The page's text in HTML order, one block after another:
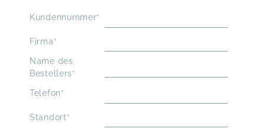
Kundennummer*
Firma*
Name des
Bestellers*
Telefon*
Standort*